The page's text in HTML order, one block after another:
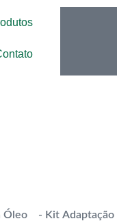
Óleo - Kit Adaptação